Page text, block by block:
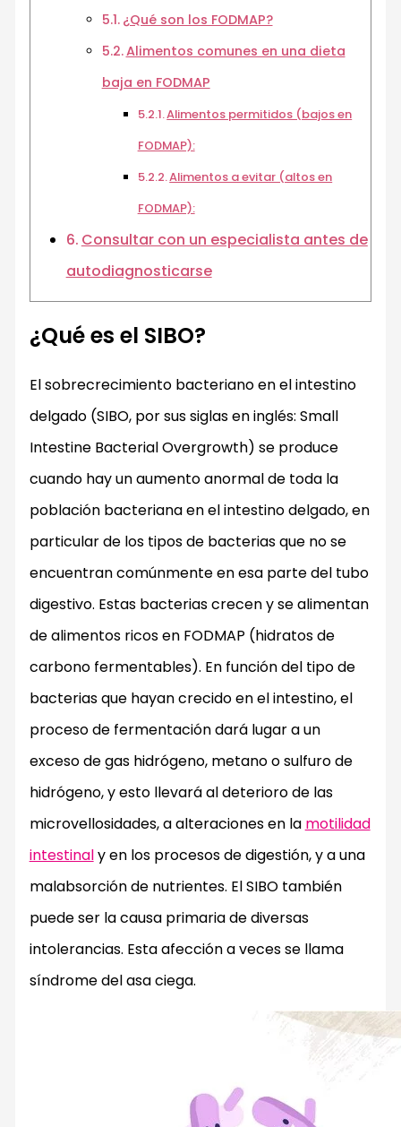
¿Qué son los FODMAP?
Alimentos comunes en una dieta
baja en FODMAP
Alimentos permitidos (bajos en
FODMAP):
Alimentos a evitar (altos en
FODMAP):
Consultar con un especialista antes de
autodiagnosticarse
¿Qué es el SIBO?
El sobrecrecimiento bacteriano en el intestino
delgado (SIBO, por sus siglas en inglés: Small
Intestine Bacterial Overgrowth) se produce
cuando hay un aumento anormal de toda la
población bacteriana en el intestino delgado, en
particular de los tipos de bacterias que no se
encuentran comúnmente en esa parte del tubo
digestivo. Estas bacterias crecen y se alimentan
de alimentos ricos en FODMAP (hidratos de
carbono fermentables). En función del tipo de
bacterias que hayan crecido en el intestino, el
proceso de fermentación dará lugar a un
exceso de gas hidrógeno, metano o sulfuro de
hidrógeno, y esto llevará al deterioro de las
microvellosidades, a alteraciones en la motilidad
intestinaly en los procesos de digestión, y a una
malabsorción de nutrientes. El SIBO también
puede ser la causa primaria de diversas
intolerancias. Esta afección a veces se llama
síndrome del asa ciega.